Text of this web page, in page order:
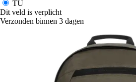
TU
Dit veld is verplicht
Verzonden binnen 3 dagen